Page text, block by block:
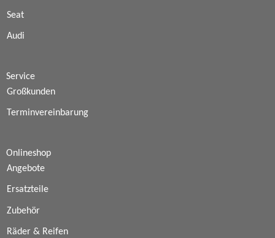
Seat
Audi
Service
Großkunden
Terminvereinbarung
Onlineshop
Angebote
Ersatzteile
Zubehör
Räder & Reifen